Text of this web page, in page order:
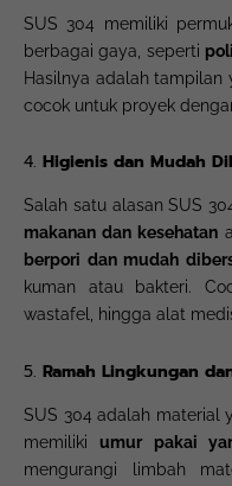
SUS 304 memiliki
berbagai gaya, seperti
Hasilnya adalah tampilan
cocok untuk proyek
4. Higienis dan Mudah
Salah satu alasan SUS
makanan dan kesehatan
berpori dan mudah
kuman atau bakteri.
wastafel, hingga alat
5. Ramah Lingkungan
SUS 304 adalah material
memiliki umur pakai
mengurangi limbah